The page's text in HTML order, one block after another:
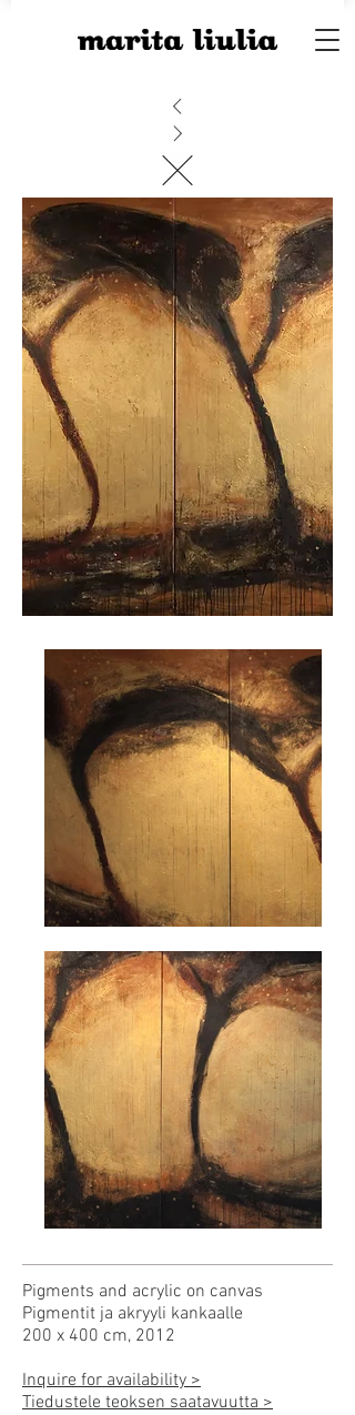
Pigments and acrylic on canvas
Pigmentit ja akryyli kankaalle
200 x 400 cm, 2012
Inquire for availability >
Tiedustele teoksen saatavuutta >